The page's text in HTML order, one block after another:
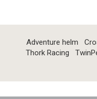
Adventure helm
Thork Racing